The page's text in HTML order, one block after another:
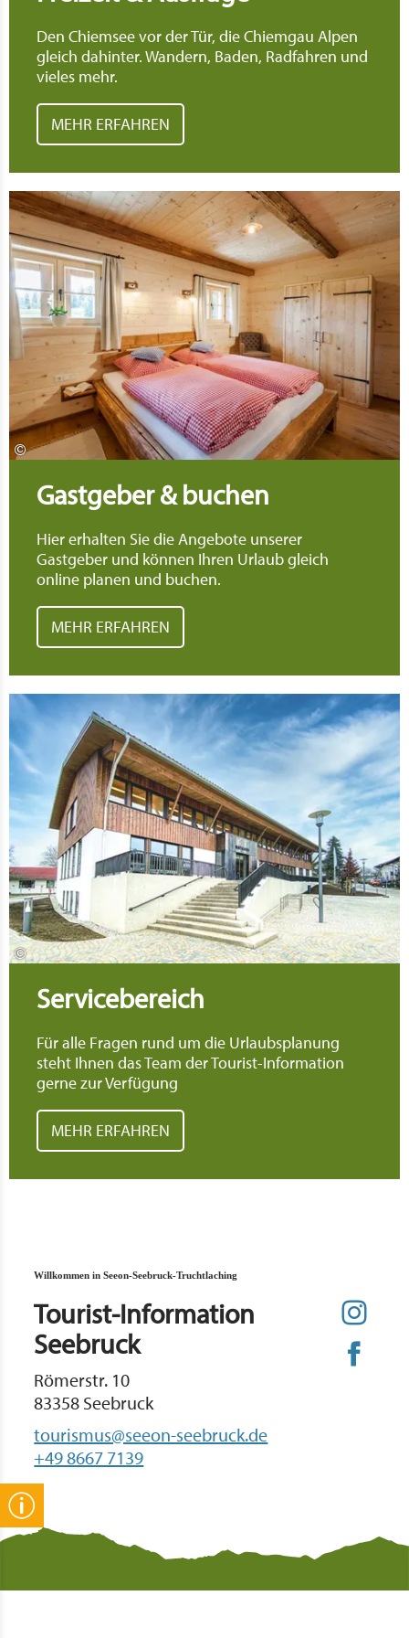
Den Chiemsee vor der Tür, die Chiemgau Alpen
gleich dahinter. Wandern, Baden, Radfahren und
vieles mehr.
MEHR ERFAHREN
©
Gastgeber & buchen
Hier erhalten Sie die Angebote unserer
Gastgeber und können Ihren Urlaub gleich
online planen und buchen.
MEHR ERFAHREN
©
Servicebereich
Für alle Fragen rund um die Urlaubsplanung
steht Ihnen das Team der Tourist-Information
gerne zur Verfügung
MEHR ERFAHREN
Willkommen in Seeon-Seebruck-Truchtlaching
Tourist-Information
Seebruck
Römerstr. 10
83358 Seebruck
tourismus@seeon-seebruck.de
+49 8667 7139